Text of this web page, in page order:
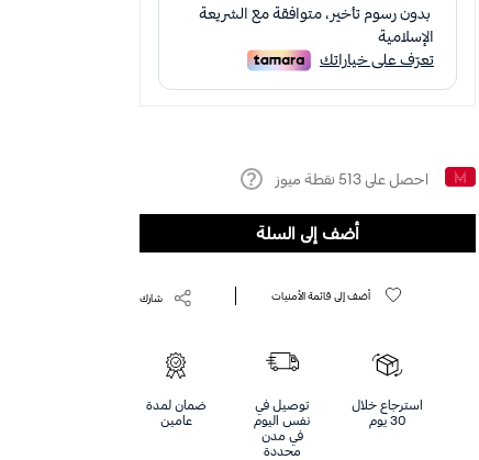
احصل على 513 نقطة ميوز
أضف إلى السلة
أضف إلى قائمة الأمنيات شارك
استرجاع خلال
30 يوم
توصيل في
نفس اليوم
في مدن
محددة
ضمان لمدة
عامين